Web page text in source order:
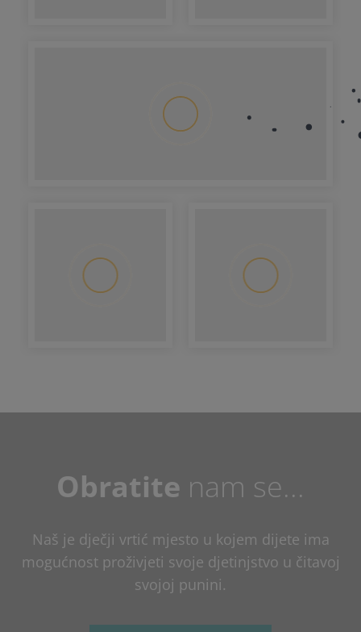
Obratite nam se...
Naš je dječji vrtić mjesto u kojem dijete ima
mogućnost proživjeti svoje djetinjstvo u čitavoj
svojoj punini.